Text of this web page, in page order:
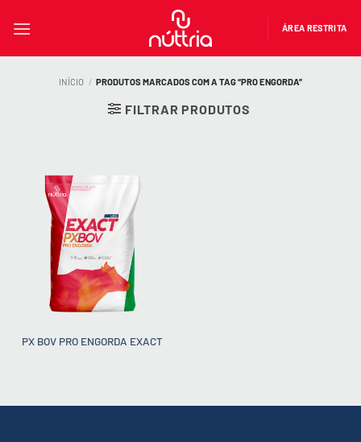
ÁREA RESTRITA
INÍCIO / PRODUTOS MARCADOS COM A TAG “PRO ENGORDA”
FILTRAR PRODUTOS
PX BOV PRO ENGORDA EXACT